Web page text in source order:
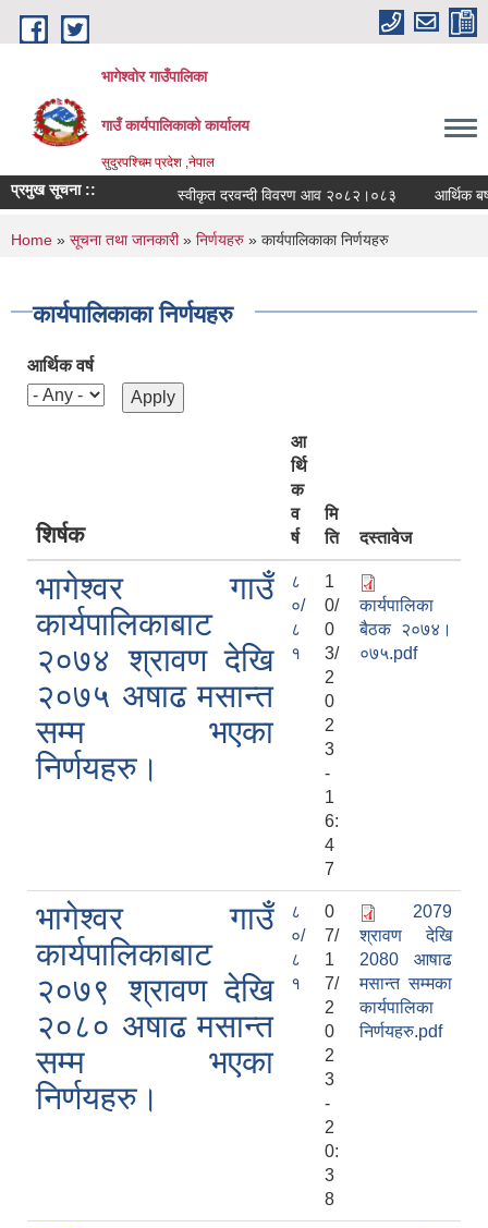
Skip to main content
भागेश्वोर गाउँपालिका
गाउँ कार्यपालिकाको कार्यालय
सुदुरपश्चिम प्रदेश ,नेपाल
प्रमुख सूचना :: स्वीकृत दरवन्दी विवरण आव २०८२।०८३ आर्थिक बर्ष
You are here
Home » सूचना तथा जानकारी» निर्णयहरु » कार्यपालिकाका निर्णयहरु
कार्यपालिकाका निर्णयहरु
आर्थिक वर्ष
शिर्षक
आ
र्थि
क
व
र्ष
मि
ति
दस्तावेज
भागेश्वर गाउँ
कार्यपालिकाबाट
२०७४ श्रावण देखि
२०७५ अषाढ मसान्त
सम्म भएका
निर्णयहरु।
८
०/
८
१
1
0/
0
3/
2
0
2
3
-
1
6:
4
7
कार्यपालिका
बैठक २०७४।
०७५.pdf
भागेश्वर गाउँ
कार्यपालिकाबाट
२०७९ श्रावण देखि
२०८० अषाढ मसान्त
सम्म भएका
निर्णयहरु।
८
०/
८
१
0
7/
1
7/
2
0
2
3
-
2
0:
3
8
2079
श्रावण देखि
2080 आषाढ
मसान्त सम्मका
कार्यपालिका
निर्णयहरु.pdf